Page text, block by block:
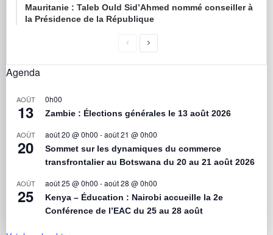
Mauritanie : Taleb Ould Sid’Ahmed nommé conseiller à
la Présidence de la République
Agenda
AOÛT
13
0h00
Zambie : Élections générales le 13 août 2026
AOÛT
20
août 20 @ 0h00 -août 21 @ 0h00
Sommet sur les dynamiques du commerce
transfrontalier au Botswana du 20 au 21 août 2026
AOÛT
25
août 25 @ 0h00 -août 28 @ 0h00
Kenya – Éducation : Nairobi accueille la 2e
Conférence de l’EAC du 25 au 28 août